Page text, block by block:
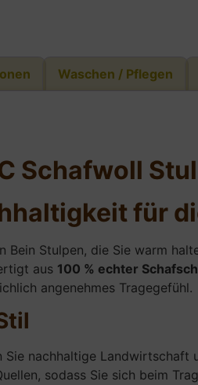
Waschen / Pflegen
Schafwoll
für
Bein Stulpen, die Sie warm
aus 100 % echter
angenehmes Tragegefühl.
nachhaltige
sodass Sie sich beim